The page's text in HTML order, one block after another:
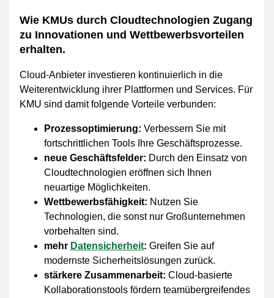
Wie KMUs durch Cloudtechnologien Zugang
zu Innovationen und Wettbewerbsvorteilen
erhalten.
Cloud-Anbieter investieren kontinuierlich in die
Weiterentwicklung ihrer Plattformen und Services. Für
KMU sind damit folgende Vorteile verbunden:
Prozessoptimierung: Verbessern Sie mit
fortschrittlichen Tools Ihre Geschäftsprozesse.
neue Geschäftsfelder: Durch den Einsatz von
Cloudtechnologien eröffnen sich Ihnen
neuartige Möglichkeiten.
Wettbewerbsfähigkeit: Nutzen Sie
Technologien, die sonst nur Großunternehmen
vorbehalten sind.
mehr Datensicherheit: Greifen Sie auf
modernste Sicherheitslösungen zurück.
stärkere Zusammenarbeit: Cloud-basierte
Kollaborationstools fördern teamübergreifendes